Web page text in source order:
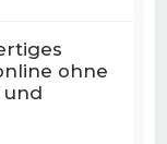
ohne
und